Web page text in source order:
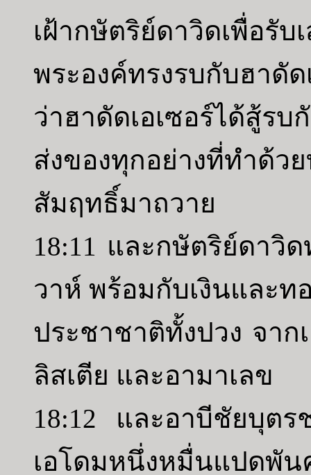
เฝ้ากษัตริย์ดาวิดเพื่
พระองค์ทรงรบกับฮาดั
ว่าฮาดัดเอเซอร์ได้สู้ร
ส่งของทุกอย่างที่ทำด้ว
สัมฤทธิ์มาถวาย
18:11 และกษัตริย์ดาวิ
วาห์ พร้อมกับเงินและท
ประชาชาติทั้งปวง จา
ลิสเตีย และอามาเลข
18:12 และอาบีชัยบุตร
เอโดมหนึ่งหมื่นแปดพัน